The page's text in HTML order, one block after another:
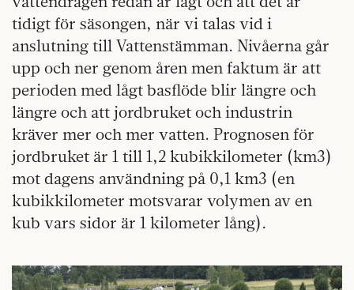
tidigt för säsongen, när vi talas vid i
anslutning till Vattenstämman. Nivåerna går
upp och ner genom åren men faktum är att
perioden med lågt basflöde blir längre och
längre och att jordbruket och industrin
kräver mer och mer vatten. Prognosen för
jordbruket är 1 till 1,2 kubikkilometer (km3)
mot dagens användning på 0,1 km3 (en
kubikkilometer motsvarar volymen av en
kub vars sidor är 1 kilometer lång).